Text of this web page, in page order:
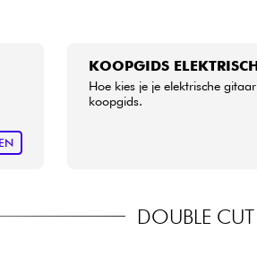
KOOPGIDS
Hoe kies je je elektrische
koopgids.
DOUBLE